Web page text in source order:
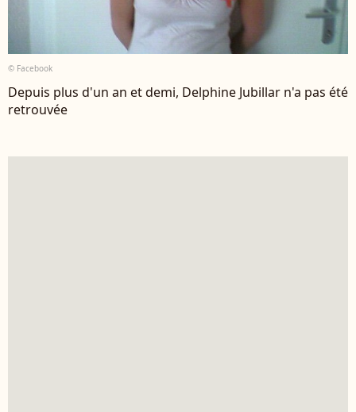
© Facebook
Depuis plus d'un an et demi, Delphine Jubillar n'a pas été
retrouvée